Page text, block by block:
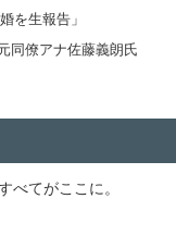
を生報告」
同僚アナ佐藤義朗氏
てがここに。